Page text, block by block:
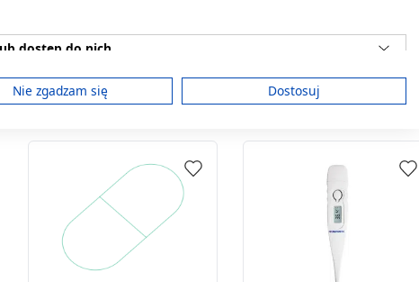
dostęp do nich
wyboru reklam
treści
Nie zgadzam się Dostosuj